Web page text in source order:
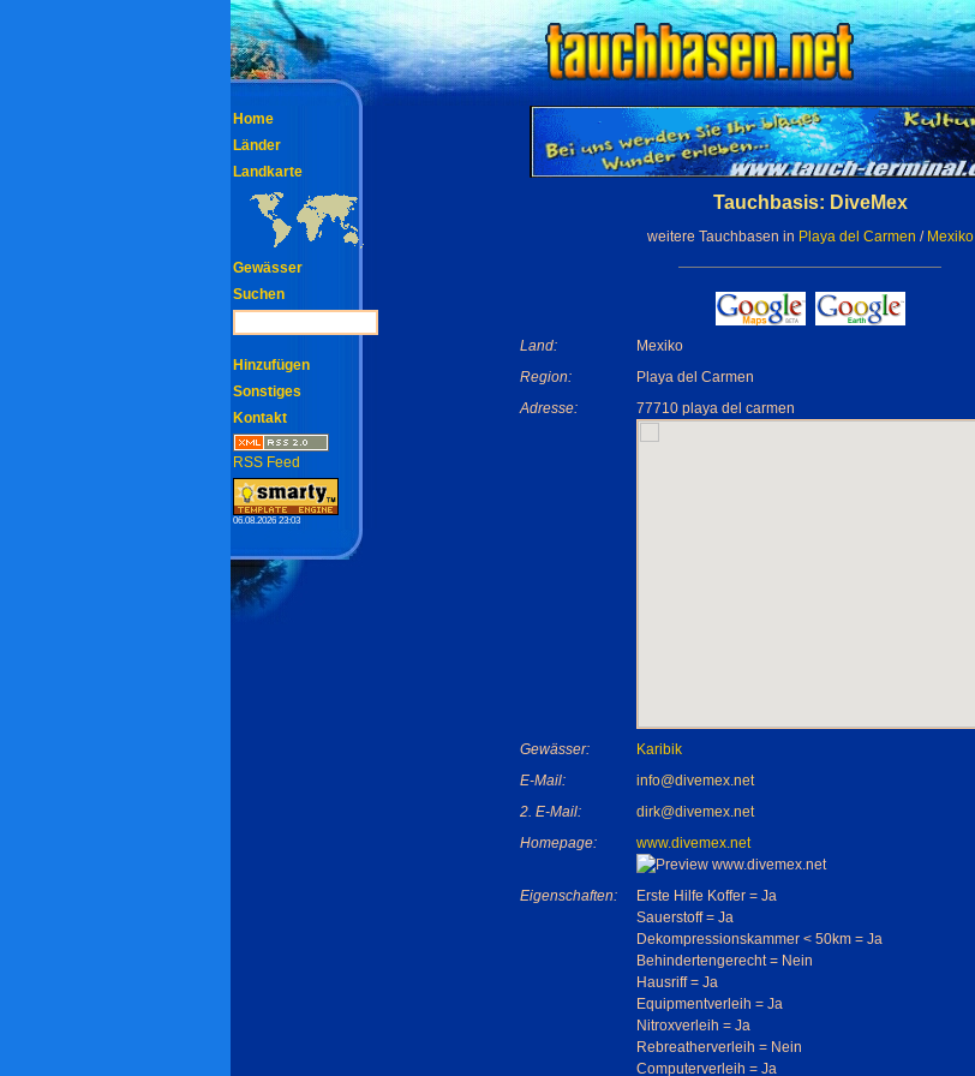
Tauchbasis: DiveMex
weitere Tauchbasen in Playa del Carmen / Mexiko
Land:
Mexiko
Region:
Playa del Carmen
Adresse:
77710 playa del carmen
Gewässer:
Karibik
E-Mail:
info@divemex.net
2. E-Mail:
dirk@divemex.net
Homepage:
www.divemex.net
Eigenschaften:
Erste Hilfe Koffer = Ja
Sauerstoff = Ja
Dekompressionskammer < 50km = Ja
Behindertengerecht = Nein
Hausriff = Ja
Equipmentverleih = Ja
Nitroxverleih = Ja
Rebreatherverleih = Nein
Computerverleih = Ja
Home
Länder
Landkarte
Gewässer
Suchen
Hinzufügen
Sonstiges
Kontakt
RSS Feed
06.08.2026 23:03